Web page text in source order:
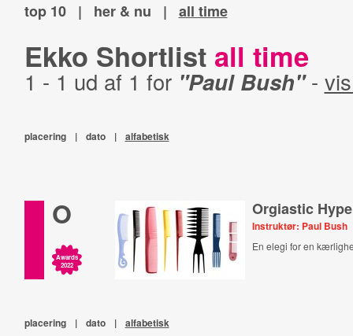
top 10 | her & nu | all time
Ekko Shortlist all time
1 - 1 ud af 1 for "Paul Bush"-
placering | dato | alfabetisk
O
Awards
2022
Orgiastic
Instruktør: Paul Bush
En elegi for en
placering | dato | alfabetisk